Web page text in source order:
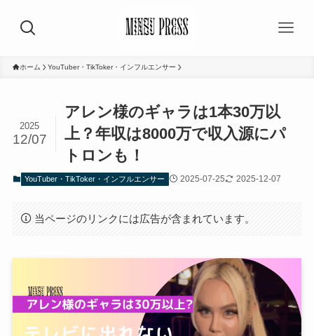
ホーム YouTuber・TikToker・インフルエンサー
アレン様のギャラは1本30万以
上？年収は8000万で収入源にパ
トロンも！
2025
12/07
YouTuber・TikToker・インフルエンサー 2025-07-25 2025-12-07
当ページのリンクには広告が含まれています。